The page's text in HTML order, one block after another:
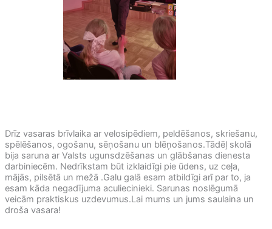
Drīz vasaras brīvlaika ar velosipēdiem, peldēšanos, skriešanu,
spēlēšanos, ogošanu, sēņošanu un blēņošanos.Tādēļ skolā
bija saruna ar Valsts ugunsdzēšanas un glābšanas dienesta
darbiniecēm. Nedrīkstam būt izklaidīgi pie ūdens, uz ceļa,
mājās, pilsētā un mežā .Galu galā esam atbildīgi arī par to, ja
esam kāda negadījuma aculiecinieki. Sarunas noslēgumā
veicām praktiskus uzdevumus.Lai mums un jums saulaina un
droša vasara!